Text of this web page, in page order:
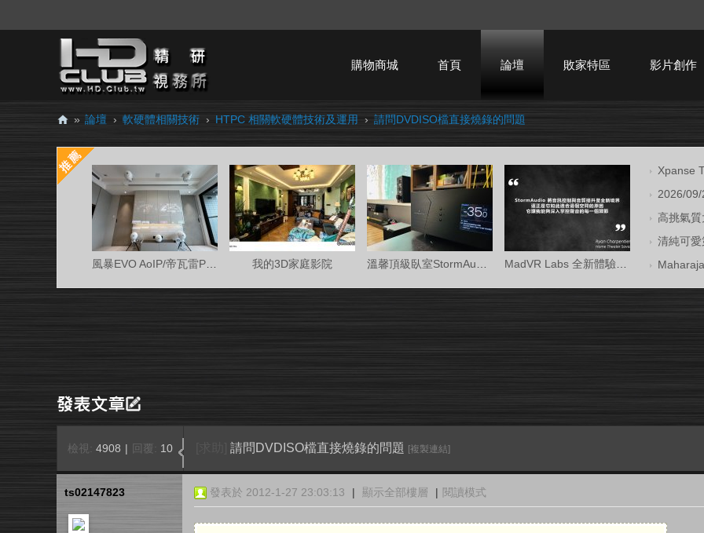
購物商城 首頁 論壇 敗家特區 影片創作
D.
Cl
» 論壇 › 軟硬體相關技術 › HTPC 相關軟硬體技術及運用 › 請問DVDISO檔直接燒錄的問題
我的3D家庭影院
Xpanse
2026/
高挑氣
清純可
檢視: 4908 | 回覆: 10 請問DVDISO檔直接燒錄的問題 [複製連結]
ts02147823 發表於 2012-1-27 23:03:13 | 顯示全部樓層 | 閱讀模式